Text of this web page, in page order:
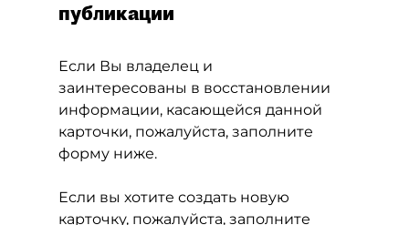
публикации
Если Вы владелец и
заинтересованы в восстановлении
информации, касающейся данной
карточки, пожалуйста, заполните
форму ниже.
Если вы хотите создать новую
карточку, пожалуйста, заполните